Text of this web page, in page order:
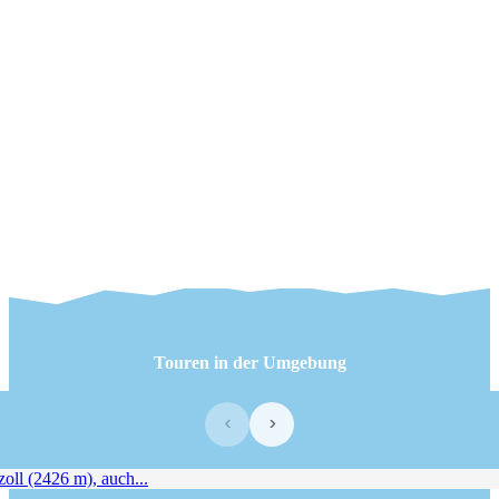
Touren in der Umgebung
‹ ›